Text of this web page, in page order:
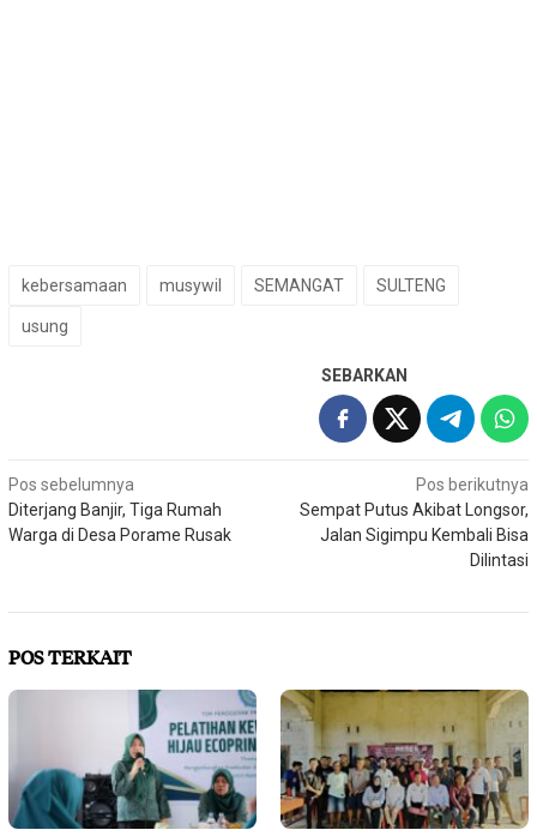
kebersamaan musywil SEMANGAT SULTENG
usung
SEBARKAN
Navigasi
pos
Pos sebelumnya
Diterjang Banjir, Tiga Rumah
Warga di Desa Porame Rusak
Pos berikutnya
Sempat Putus Akibat Longsor,
Jalan Sigimpu Kembali Bisa
Dilintasi
POS TERKAIT